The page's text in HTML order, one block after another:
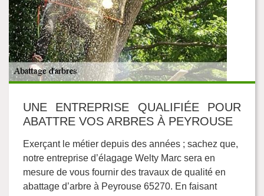
UNE ENTREPRISE QUALIFIÉE POUR
ABATTRE VOS ARBRES À PEYROUSE
Exerçant le métier depuis des années ; sachez que,
notre entreprise d’élagage Welty Marc sera en
mesure de vous fournir des travaux de qualité en
abattage d’arbre à Peyrouse 65270. En faisant